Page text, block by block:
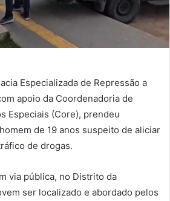
Especializada de Repressão a
apoio da Coordenadoria de
Especiais (Core), prendeu
de 19 anos suspeito de aliciar
de drogas.
via pública, no Distrito da
ser localizado e abordado pelos